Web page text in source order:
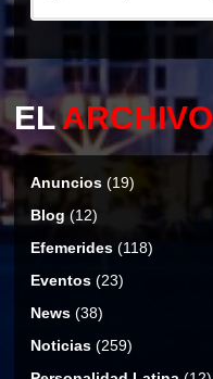
ELARCHIVO
Anuncios (19)
Blog (12)
Efemerides (118)
Eventos (23)
News (38)
Noticias (259)